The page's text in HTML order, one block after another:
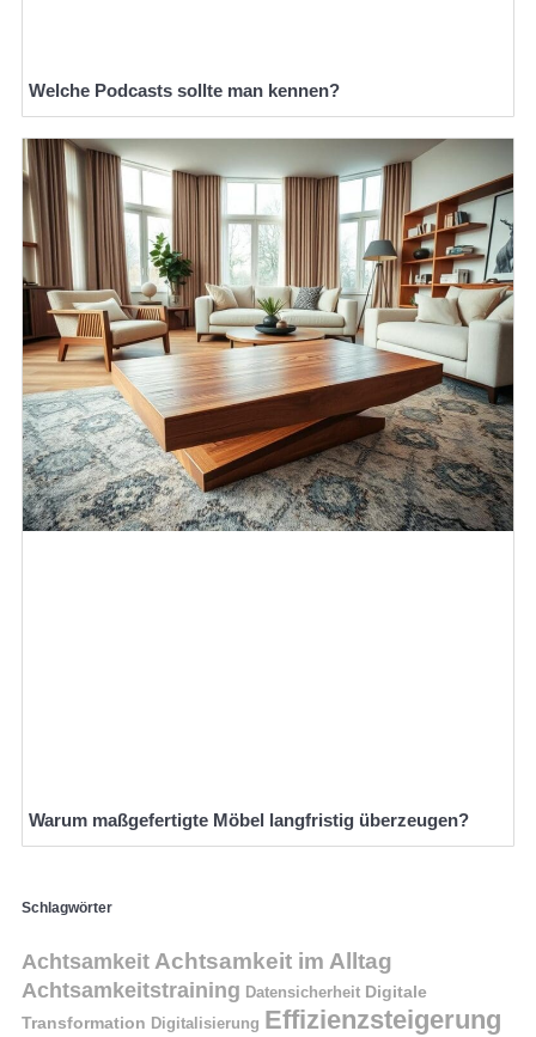
Welche Podcasts sollte man kennen?
Warum maßgefertigte Möbel langfristig überzeugen?
Schlagwörter
Achtsamkeit Achtsamkeit im Alltag
Achtsamkeitstraining Datensicherheit Digitale
Transformation Digitalisierung Effizienzsteigerung